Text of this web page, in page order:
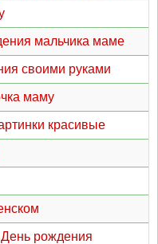
мальчика маме
своими руками
маму
красивые
рождения